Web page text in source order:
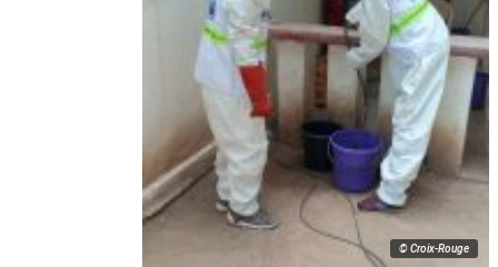
© Croix-Rouge